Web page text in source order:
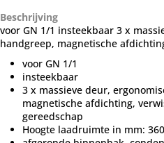
Beschrijving
voor GN 1/1 insteekbaar 3 x
handgreep, magnetische
voor GN 1/1
insteekbaar
3 x massieve deur,
magnetische afdichting,
gereedschap
Hoogte laadruimte in mm: 360